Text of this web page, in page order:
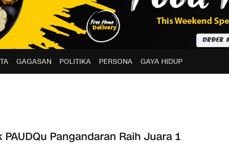
GAGASAN POLITIKA PERSONA GAYA HIDUP
PAUDQu Pangandaran Raih Juara 1